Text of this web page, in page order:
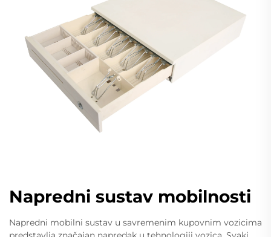
Napredni sustav mobilnosti
Napredni mobilni sustav u savremenim kupovnim vozicima